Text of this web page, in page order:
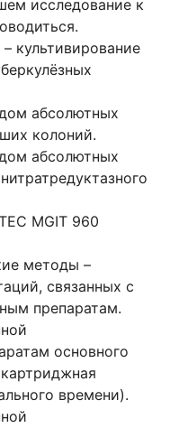
исследование к
абсолютных
колоний.
абсолютных
MGIT 960
методы –
связанных с
препаратам.
основного
времени).